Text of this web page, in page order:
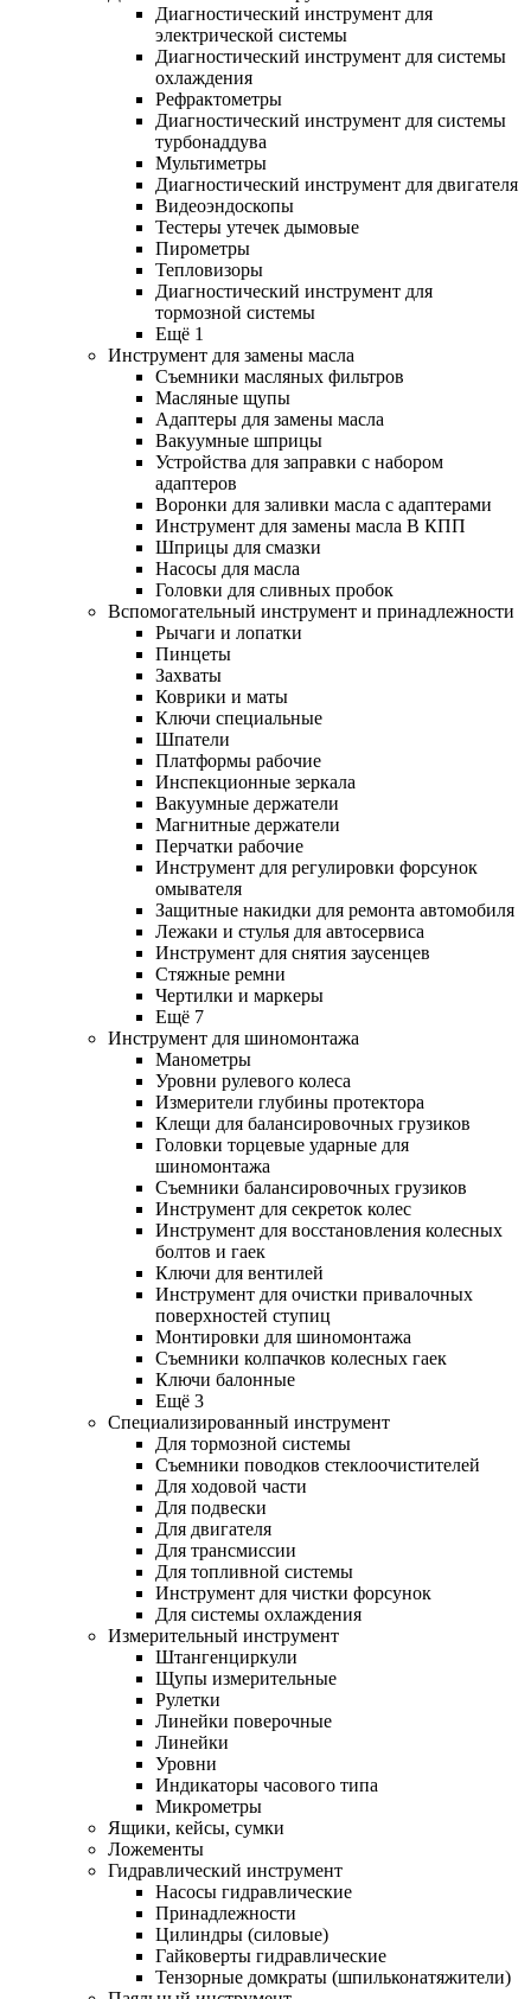
Диагностический инструмент для
электрической системы
Диагностический инструмент для системы
охлаждения
Рефрактометры
Диагностический инструмент для системы
турбонаддува
Мультиметры
Диагностический инструмент для двигателя
Видеоэндоскопы
Тестеры утечек дымовые
Пирометры
Тепловизоры
Диагностический инструмент для
тормозной системы
Ещё 1
Инструмент для замены масла
Съемники масляных фильтров
Масляные щупы
Адаптеры для замены масла
Вакуумные шприцы
Устройства для заправки с набором
адаптеров
Воронки для заливки масла с адаптерами
Инструмент для замены масла В КПП
Шприцы для смазки
Насосы для масла
Головки для сливных пробок
Вспомогательный инструмент и принадлежности
Рычаги и лопатки
Пинцеты
Захваты
Коврики и маты
Ключи специальные
Шпатели
Платформы рабочие
Инспекционные зеркала
Вакуумные держатели
Магнитные держатели
Перчатки рабочие
Инструмент для регулировки форсунок
омывателя
Защитные накидки для ремонта автомобиля
Лежаки и стулья для автосервиса
Инструмент для снятия заусенцев
Стяжные ремни
Чертилки и маркеры
Ещё 7
Инструмент для шиномонтажа
Манометры
Уровни рулевого колеса
Измерители глубины протектора
Клещи для балансировочных грузиков
Головки торцевые ударные для
шиномонтажа
Съемники балансировочных грузиков
Инструмент для секреток колес
Инструмент для восстановления колесных
болтов и гаек
Ключи для вентилей
Инструмент для очистки привалочных
поверхностей ступиц
Монтировки для шиномонтажа
Съемники колпачков колесных гаек
Ключи балонные
Ещё 3
Специализированный инструмент
Для тормозной системы
Съемники поводков стеклоочистителей
Для ходовой части
Для подвески
Для двигателя
Для трансмиссии
Для топливной системы
Инструмент для чистки форсунок
Для системы охлаждения
Измерительный инструмент
Штангенциркули
Щупы измерительные
Рулетки
Линейки поверочные
Линейки
Уровни
Индикаторы часового типа
Микрометры
Ящики, кейсы, сумки
Ложементы
Гидравлический инструмент
Насосы гидравлические
Принадлежности
Цилиндры (силовые)
Гайковерты гидравлические
Тензорные домкраты (шпильконатяжители)